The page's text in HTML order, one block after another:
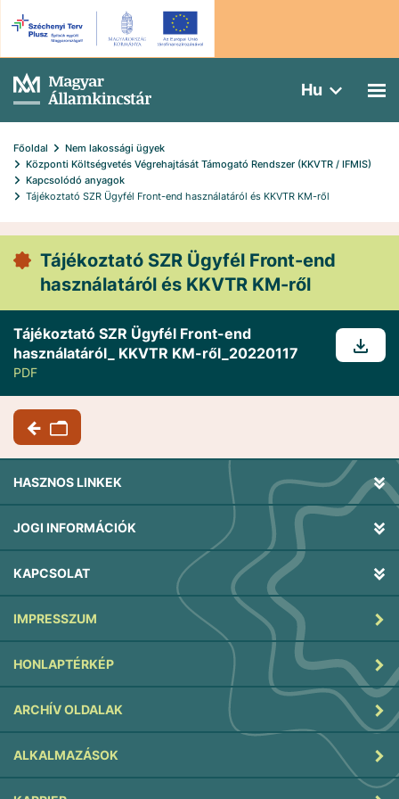
Hu
Főoldal
Nem lakossági ügyek
Központi Költségvetés Végrehajtását Támogató Rendszer (KKVTR / IFMIS)
Kapcsolódó anyagok
Tájékoztató SZR Ügyfél Front-end használatáról és KKVTR KM-ről
Tájékoztató SZR Ügyfél Front-end
használatáról és KKVTR KM-ről
Tájékoztató SZR Ügyfél Front-end
használatáról_ KKVTR KM-ről_20220117
PDF
HASZNOS LINKEK
JOGI INFORMÁCIÓK
KAPCSOLAT
IMPRESSZUM
HONLAPTÉRKÉP
ARCHÍV OLDALAK
ALKALMAZÁSOK